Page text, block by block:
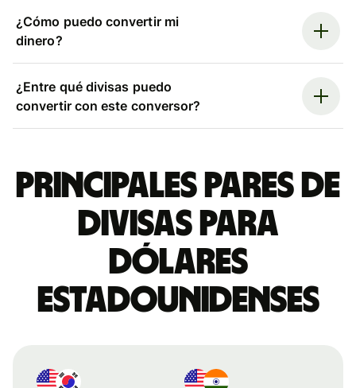
¿Cómo puedo convertir mi
dinero?
¿Entre qué divisas puedo
convertir con este conversor?
Principales pares de
divisas para
dólares
estadounidenses